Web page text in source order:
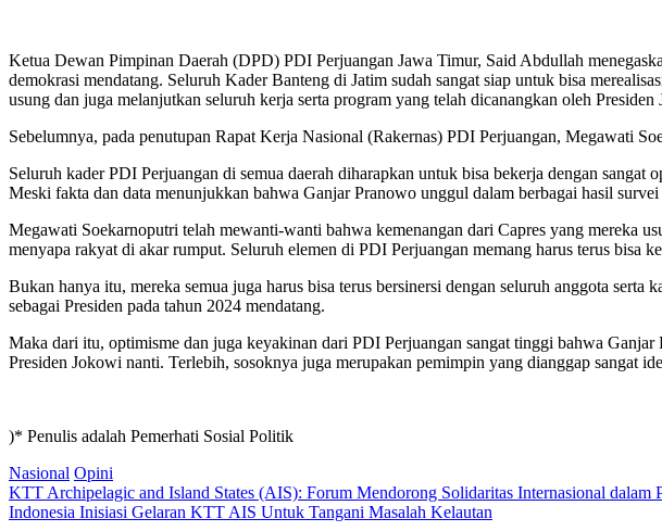
Ketua Dewan Pimpinan Daerah (DPD) PDI Perjuangan Jawa Timur, Said Abdullah
demokrasi mendatang. Seluruh Kader Banteng di Jatim sudah sangat siap untuk bisa
usung dan juga melanjutkan seluruh kerja serta program yang telah dicanangkan oleh
Sebelumnya, pada penutupan Rapat Kerja Nasional (Rakernas) PDI Perjuangan, Megawati
Seluruh kader PDI Perjuangan di semua daerah diharapkan untuk bisa bekerja dengan
Meski fakta dan data menunjukkan bahwa Ganjar Pranowo unggul dalam berbagai hasil
Megawati Soekarnoputri telah mewanti-wanti bahwa kemenangan dari Capres yang mereka
menyapa rakyat di akar rumput. Seluruh elemen di PDI Perjuangan memang harus terus bisa
Bukan hanya itu, mereka semua juga harus bisa terus bersinersi dengan seluruh anggota
sebagai Presiden pada tahun 2024 mendatang.
Maka dari itu, optimisme dan juga keyakinan dari PDI Perjuangan sangat tinggi bahwa
Presiden Jokowi nanti. Terlebih, sosoknya juga merupakan pemimpin yang dianggap sangat
)* Penulis adalah Pemerhati Sosial Politik
Nasional Opini
Post
KTT Archipelagic and Island States (AIS): Forum Mendorong Solidaritas Internasional dalam
Indonesia Inisiasi Gelaran KTT AIS Untuk Tangani Masalah Kelautan